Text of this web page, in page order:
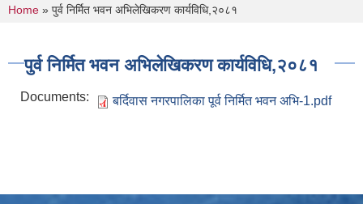
You are here
Home » पुर्व निर्मित भवन अभिलेखिकरण कार्यविधि,२०८१
पुर्व निर्मित भवन अभिलेखिकरण कार्यविधि,२०८१
Documents: बर्दिवास नगरपालिका पूर्व निर्मित भवन अभि-1.pdf